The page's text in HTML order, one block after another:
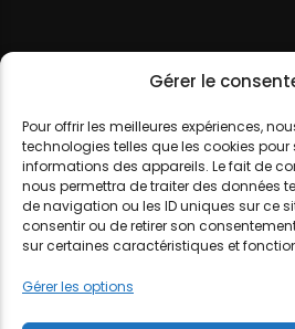
Gérer le
Pour offrir les meilleures expériences,
technologies telles que les cookies
informations des appareils. Le fait de
nous permettra de traiter des données
de navigation ou les ID uniques sur ce
consentir ou de retirer son
sur certaines caractéristiques et
Gérer les options
MON COMPTE
Contact
DJ LITTLE NEMO
CONFIDENTIALITÉ